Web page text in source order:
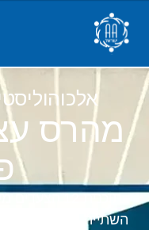
מהרס
תוכנית 12
השתייה, ומספקת